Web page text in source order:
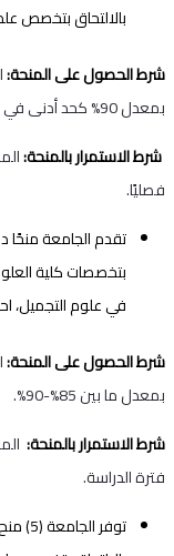
بالالتحاق بتخصص
شرط الحصول على المنحة:
بمعدل 90% كحد أدنى في الفرع العلمي.
شرط الاستمرار بالمنحة:
فصليًا.
بتخصصات كلية
في علوم التجميل،
شرط الحصول على المنحة:
بمعدل ما بين 85%-90%.
شرط الاستمرار بالمنحة:
فترة الدراسة.